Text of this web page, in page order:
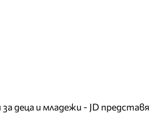
деца и младежи - JD представя